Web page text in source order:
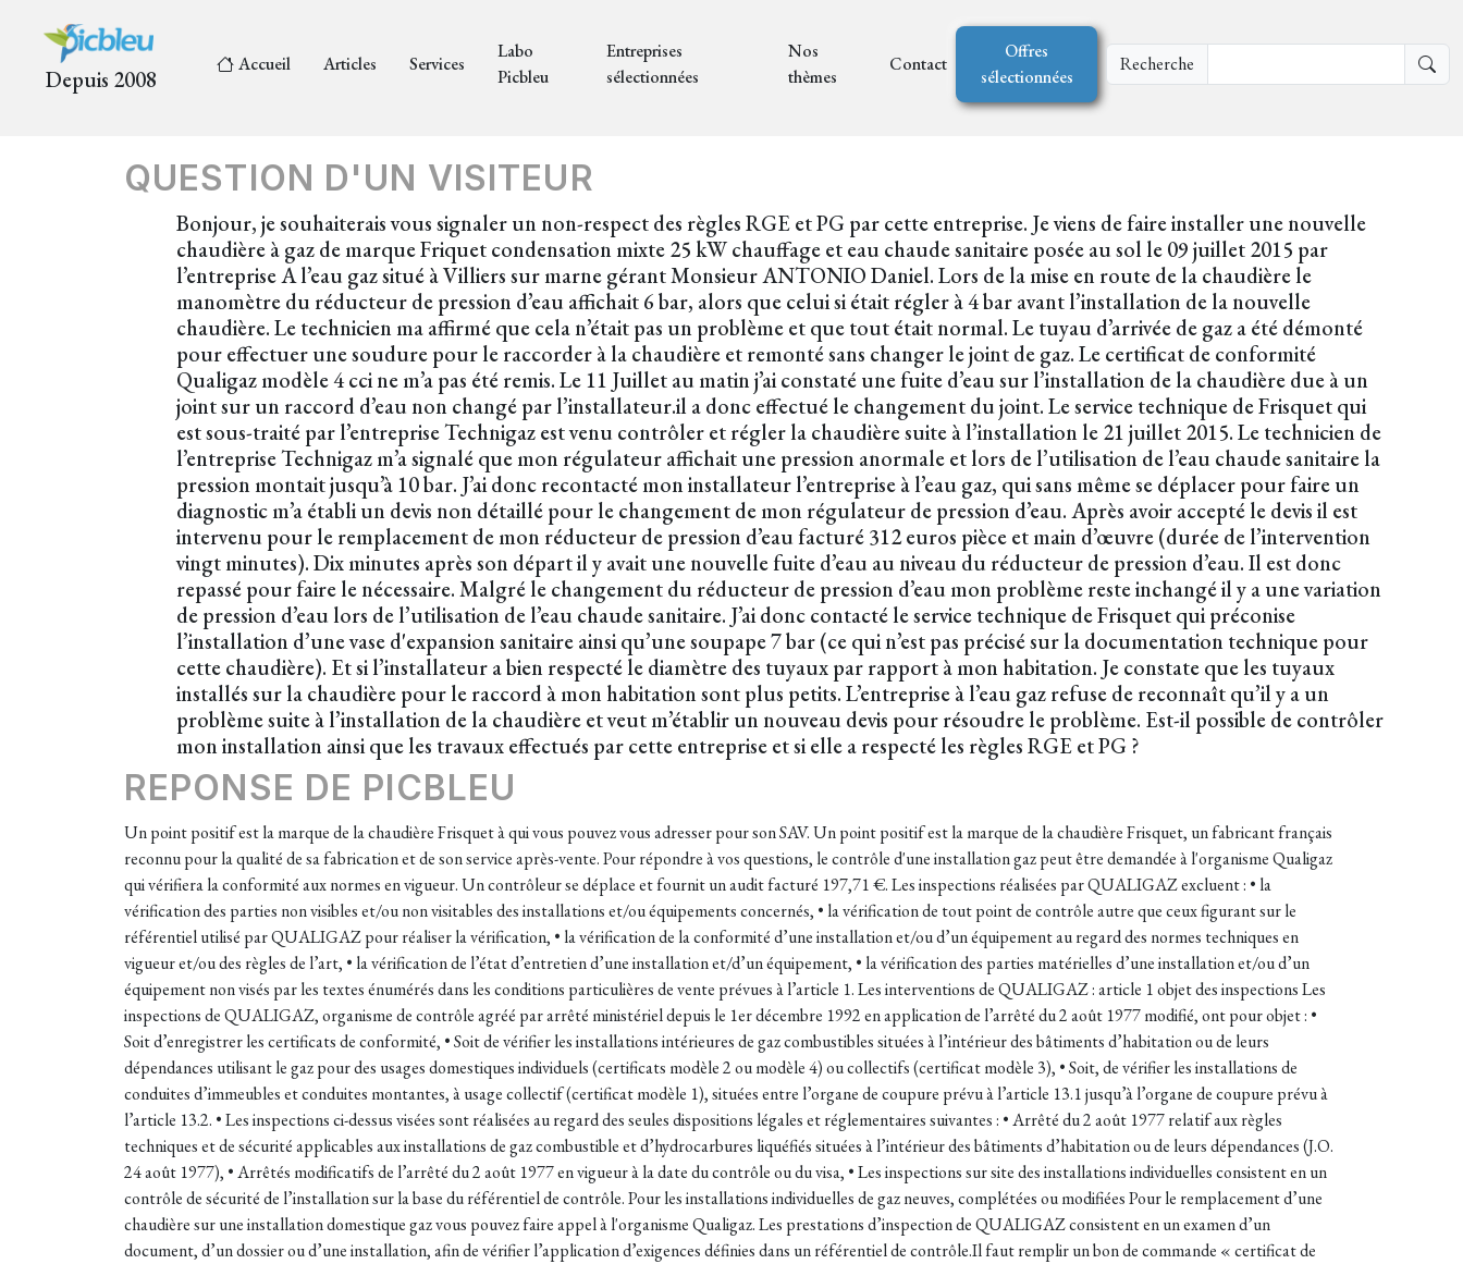
Depuis 2008
Accueil Articles Services
Labo
Picbleu
Entreprises
sélectionnées
Nos
thèmes
Contact
Offres
sélectionnées
Recherche
QUESTION D'UN VISITEUR
Bonjour, je souhaiterais vous signaler un non-respect des règles RGE et PG par cette entreprise. Je viens de faire installer une nouvelle
chaudière à gaz de marque Friquet condensation mixte 25 kW chauffage et eau chaude sanitaire posée au sol le 09 juillet 2015 par
l’entreprise A l’eau gaz situé à Villiers sur marne gérant Monsieur ANTONIO Daniel. Lors de la mise en route de la chaudière le
manomètre du réducteur de pression d’eau affichait 6 bar, alors que celui si était régler à 4 bar avant l’installation de la nouvelle
chaudière. Le technicien ma affirmé que cela n’était pas un problème et que tout était normal. Le tuyau d’arrivée de gaz a été démonté
pour effectuer une soudure pour le raccorder à la chaudière et remonté sans changer le joint de gaz. Le certificat de conformité
Qualigaz modèle 4 cci ne m’a pas été remis. Le 11 Juillet au matin j’ai constaté une fuite d’eau sur l’installation de la chaudière due à un
joint sur un raccord d’eau non changé par l’installateur.il a donc effectué le changement du joint. Le service technique de Frisquet qui
est sous-traité par l’entreprise Technigaz est venu contrôler et régler la chaudière suite à l’installation le 21 juillet 2015. Le technicien de
l’entreprise Technigaz m’a signalé que mon régulateur affichait une pression anormale et lors de l’utilisation de l’eau chaude sanitaire la
pression montait jusqu’à 10 bar. J’ai donc recontacté mon installateur l’entreprise à l’eau gaz, qui sans même se déplacer pour faire un
diagnostic m’a établi un devis non détaillé pour le changement de mon régulateur de pression d’eau. Après avoir accepté le devis il est
intervenu pour le remplacement de mon réducteur de pression d’eau facturé 312 euros pièce et main d’œuvre (durée de l’intervention
vingt minutes). Dix minutes après son départ il y avait une nouvelle fuite d’eau au niveau du réducteur de pression d’eau. Il est donc
repassé pour faire le nécessaire. Malgré le changement du réducteur de pression d’eau mon problème reste inchangé il y a une variation
de pression d’eau lors de l’utilisation de l’eau chaude sanitaire. J’ai donc contacté le service technique de Frisquet qui préconise
l’installation d’une vase d'expansion sanitaire ainsi qu’une soupape 7 bar (ce qui n’est pas précisé sur la documentation technique pour
cette chaudière). Et si l’installateur a bien respecté le diamètre des tuyaux par rapport à mon habitation. Je constate que les tuyaux
installés sur la chaudière pour le raccord à mon habitation sont plus petits. L’entreprise à l’eau gaz refuse de reconnaît qu’il y a un
problème suite à l’installation de la chaudière et veut m’établir un nouveau devis pour résoudre le problème. Est-il possible de contrôler
mon installation ainsi que les travaux effectués par cette entreprise et si elle a respecté les règles RGE et PG ?
REPONSE DE PICBLEU
Un point positif est la marque de la chaudière Frisquet à qui vous pouvez vous adresser pour son SAV. Un point positif est la marque de la chaudière Frisquet, un fabricant français
reconnu pour la qualité de sa fabrication et de son service après-vente. Pour répondre à vos questions, le contrôle d'une installation gaz peut être demandée à l'organisme Qualigaz
qui vérifiera la conformité aux normes en vigueur. Un contrôleur se déplace et fournit un audit facturé 197,71 €. Les inspections réalisées par QUALIGAZ excluent : • la
vérification des parties non visibles et/ou non visitables des installations et/ou équipements concernés, • la vérification de tout point de contrôle autre que ceux figurant sur le
référentiel utilisé par QUALIGAZ pour réaliser la vérification, • la vérification de la conformité d’une installation et/ou d’un équipement au regard des normes techniques en
vigueur et/ou des règles de l’art, • la vérification de l’état d’entretien d’une installation et/d’un équipement, • la vérification des parties matérielles d’une installation et/ou d’un
équipement non visés par les textes énumérés dans les conditions particulières de vente prévues à l’article 1. Les interventions de QUALIGAZ : article 1 objet des inspections Les
inspections de QUALIGAZ, organisme de contrôle agréé par arrêté ministériel depuis le 1er décembre 1992 en application de l’arrêté du 2 août 1977 modifié, ont pour objet : •
Soit d’enregistrer les certificats de conformité, • Soit de vérifier les installations intérieures de gaz combustibles situées à l’intérieur des bâtiments d’habitation ou de leurs
dépendances utilisant le gaz pour des usages domestiques individuels (certificats modèle 2 ou modèle 4) ou collectifs (certificat modèle 3), • Soit, de vérifier les installations de
conduites d’immeubles et conduites montantes, à usage collectif (certificat modèle 1), situées entre l’organe de coupure prévu à l’article 13.1 jusqu’à l’organe de coupure prévu à
l’article 13.2. • Les inspections ci-dessus visées sont réalisées au regard des seules dispositions légales et réglementaires suivantes : • Arrêté du 2 août 1977 relatif aux règles
techniques et de sécurité applicables aux installations de gaz combustible et d’hydrocarbures liquéfiés situées à l’intérieur des bâtiments d’habitation ou de leurs dépendances (J.O.
24 août 1977), • Arrêtés modificatifs de l’arrêté du 2 août 1977 en vigueur à la date du contrôle ou du visa, • Les inspections sur site des installations individuelles consistent en un
contrôle de sécurité de l’installation sur la base du référentiel de contrôle. Pour les installations individuelles de gaz neuves, complétées ou modifiées Pour le remplacement d’une
chaudière sur une installation domestique gaz vous pouvez faire appel à l'organisme Qualigaz. Les prestations d’inspection de QUALIGAZ consistent en un examen d’un
document, d’un dossier ou d’une installation, afin de vérifier l’application d’exigences définies dans un référentiel de contrôle.Il faut remplir un bon de commande « certificat de